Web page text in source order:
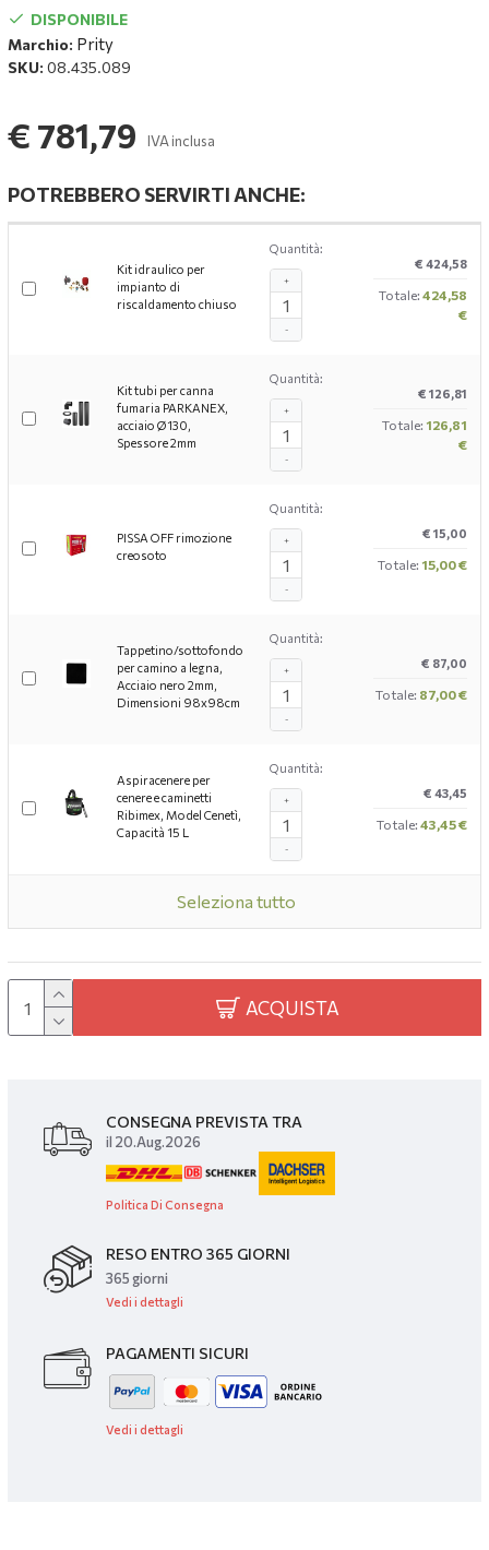
DISPONIBILE
Marchio: Prity
SKU: 08.435.089
€ 781,79 IVA inclusa
POTREBBERO SERVIRTI ANCHE:
Kit idraulico per
impianto di
riscaldamento chiuso
Quantità:
-
+
€ 424,58
Totale: 424,58
€
Kit tubi per canna
fumaria PARKANEX,
acciaio Ø130,
Spessore 2mm
Quantità:
-
+
€ 126,81
Totale: 126,81
€
PISSA OFF rimozione
creosoto
Quantità:
-
+ € 15,00
Totale: 15,00 €
Tappetino/sottofondo
per camino a legna,
Acciaio nero 2mm,
Dimensioni 98x98cm
Quantità:
-
+ € 87,00
Totale: 87,00 €
Aspiracenere per
cenere e caminetti
Ribimex, Model Cenetì,
Capacità 15 L
Quantità:
-
+ € 43,45
Totale: 43,45 €
Seleziona tutto
ACQUISTA
CONSEGNA PREVISTA TRA
il 20.Aug.2026
Politica Di Consegna
RESO ENTRO 365 GIORNI
365 giorni
Vedi i dettagli
PAGAMENTI SICURI
Vedi i dettagli